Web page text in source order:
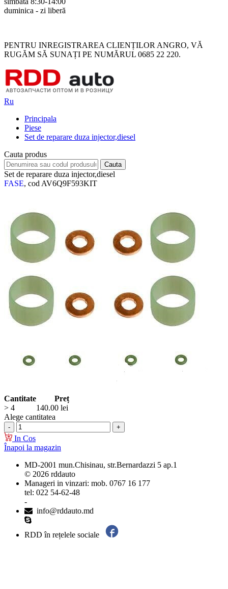
duminica - zi liberă
PENTRU INREGISTRAREA CLIENȚILOR ANGRO, VĂ
RUGĂM SĂ SUNAȚI PE NUMĂRUL 0685 22 220.
Ru
Principala
Piese
Set de reparare duza injector,diesel
Cauta produs
Set de reparare duza injector,diesel
FASE, cod AV6Q9F593KIT
Cantitate
Preț
> 4
140.00 lei
Alege cantitatea
In Cos
Înapoi la magazin
MD-2001 mun.Chisinau, str.Bernardazzi 5 ap.1
© 2026 rddauto
Manageri in vinzari: mob. 0767 16 177
tel: 022 54-62-48
-
info@rddauto.md
RDD în rețelele sociale